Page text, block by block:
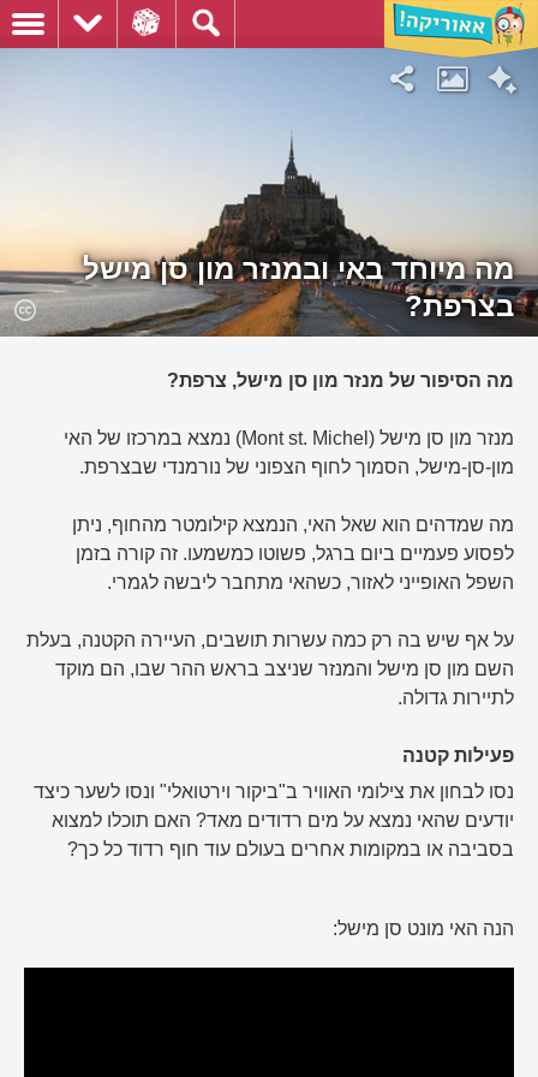
מה מיוחד באי ובמנזר מון סן מישל
בצרפת?
מה הסיפור של מנזר מון סן מישל, צרפת?
מנזר מון סן מישל (Mont st. Michel) נמצא במרכזו של האי
מון-סן-מישל, הסמוך לחוף הצפוני של נורמנדי שבצרפת.
מה שמדהים הוא שאל האי, הנמצא קילומטר מהחוף, ניתן
לפסוע פעמיים ביום ברגל, פשוטו כמשמעו. זה קורה בזמן
השפל האופייני לאזור, כשהאי מתחבר ליבשה לגמרי.
על אף שיש בה רק כמה עשרות תושבים, העיירה הקטנה, בעלת
השם מון סן מישל והמנזר שניצב בראש ההר שבו, הם מוקד
לתיירות גדולה.
פעילות קטנה
נסו לבחון את צילומי האוויר ב"ביקור וירטואלי" ונסו לשער כיצד
יודעים שהאי נמצא על מים רדודים מאד? האם תוכלו למצוא
בסביבה או במקומות אחרים בעולם עוד חוף רדוד כל כך?
הנה האי מונט סן מישל: